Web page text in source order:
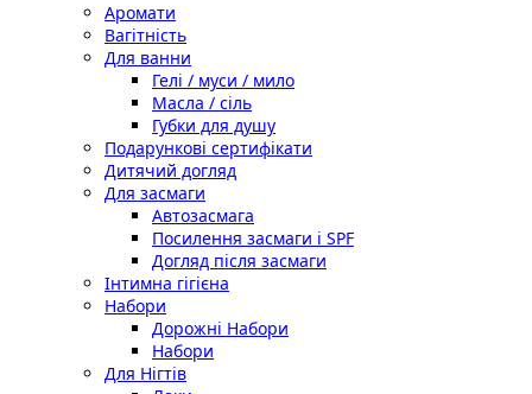
Аромати
Вагітність
Для ванни
Гелі / муси / мило
Масла / сіль
Губки для душу
Подарункові сертифікати
Дитячий догляд
Для засмаги
Автозасмага
Посилення засмаги і SPF
Догляд після засмаги
Інтимна гігієна
Набори
Дорожні Набори
Набори
Для Нігтів